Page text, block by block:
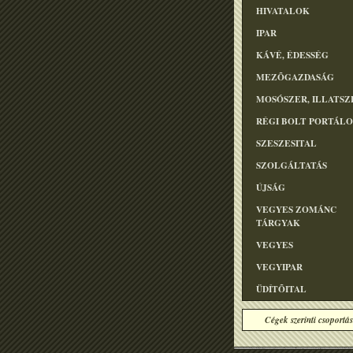
HIVATALOK
IPAR
KÁVÉ, ÉDESSÉG
MEZÕGAZDASÁG
MOSÓSZER,
RÉGI BOLT
SZESZESITAL
SZOLGÁLTATÁS
ÚJSÁG
VEGYES ZOMÁNC
TÁRGYAK
VEGYES
VEGYIPAR
ÜDÍTÕITAL
Cégek szerinti csoportás